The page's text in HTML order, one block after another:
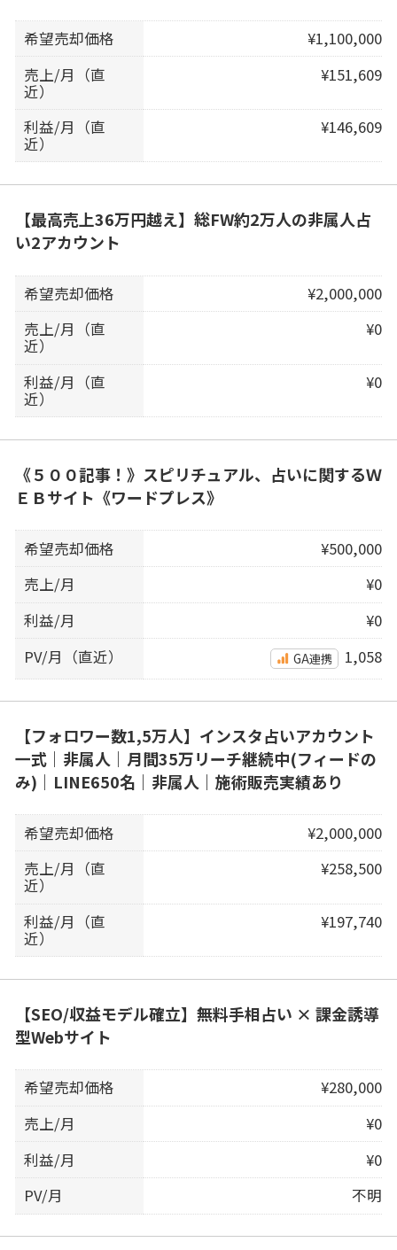
希望売却価格
¥1,100,000
売上/月（直
近）
¥151,609
利益/月（直
近）
¥146,609
【最高売上36万円越え】総FW約2万人の非属人占
い2アカウント
希望売却価格
¥2,000,000
売上/月（直
近）
¥0
利益/月（直
近）
¥0
《５００記事！》スピリチュアル、占いに関するＷ
ＥＢサイト《ワードプレス》
希望売却価格
¥500,000
売上/月
¥0
利益/月
¥0
PV/月（直近）
GA連携 1,058
【フォロワー数1,5万人】インスタ占いアカウント
一式｜非属人｜月間35万リーチ継続中(フィードの
み)｜LINE650名｜非属人｜施術販売実績あり
希望売却価格
¥2,000,000
売上/月（直
近）
¥258,500
利益/月（直
近）
¥197,740
【SEO/収益モデル確立】無料手相占い × 課金誘導
型Webサイト
希望売却価格
¥280,000
売上/月
¥0
利益/月
¥0
PV/月
不明